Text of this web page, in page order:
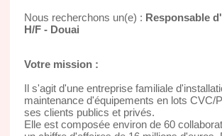
Nous recherchons un(e) : Responsable
H/F - Douai
Votre mission :
Il s'agit d'une entreprise familiale
maintenance d'équipements en lots CVC/
ses clients publics et privés.
Elle est composée environ de 60